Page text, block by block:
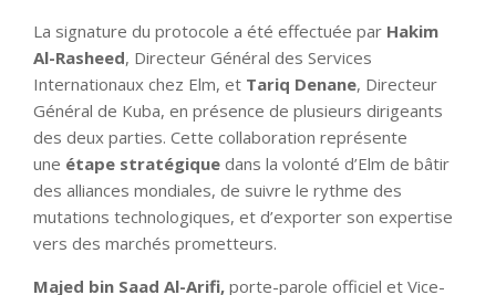
La signature du protocole a été effectuée par Hakim
Al-Rasheed, Directeur Général des Services
Internationaux chez Elm, et Tariq Denane, Directeur
Général de Kuba, en présence de plusieurs dirigeants
des deux parties. Cette collaboration représente
une étape stratégique dans la volonté d’Elm de bâtir
des alliances mondiales, de suivre le rythme des
mutations technologiques, et d’exporter son expertise
vers des marchés prometteurs.
Majed bin Saad Al-Arifi, porte-parole officiel et Vice-